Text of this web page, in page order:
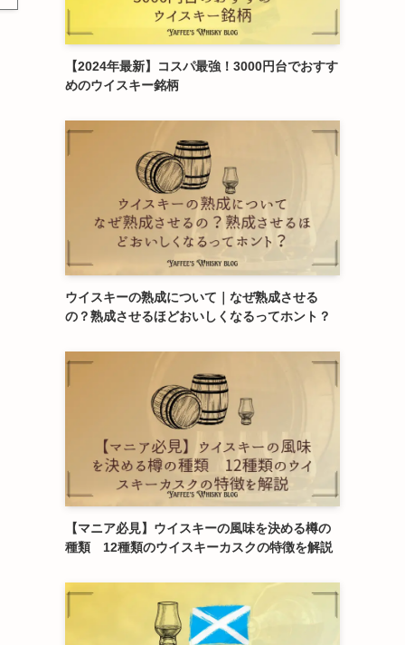
【2024年最新】コスパ最強！3000円台でおすす
めのウイスキー銘柄
ウイスキーの熟成について｜なぜ熟成させる
の？熟成させるほどおいしくなるってホント？
【マニア必見】ウイスキーの風味を決める樽の
種類 12種類のウイスキーカスクの特徴を解説